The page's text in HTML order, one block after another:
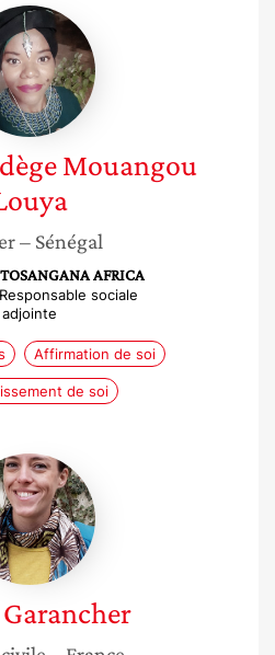
Michèle
Nadège
Mouangou
Louya
Mouangou
– Sénégal
AFRICA
sociale
adjointe
Affirmation de soi
de soi
Laure
Garancher
Garancher